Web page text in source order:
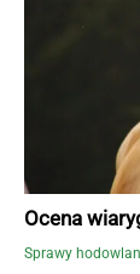
Sprawy
Ocena